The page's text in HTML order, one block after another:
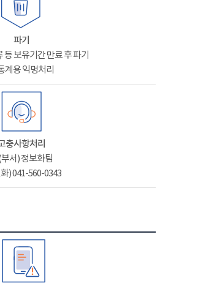
파기
등 보유기간 만료 후 파기
계용 익명처리
충사항처리
부서) 정보화팀
화) 041-560-0343